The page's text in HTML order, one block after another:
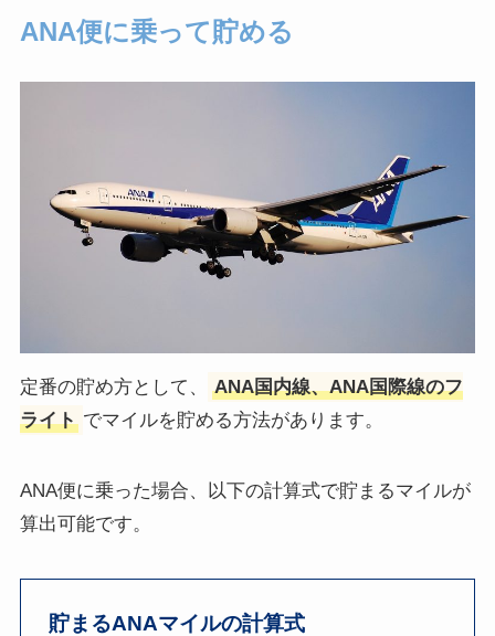
ANA便に乗って貯める
定番の貯め方として、
ANA国内線、ANA国際線のフ
ライト でマイルを貯める方法があります。
ANA便に乗った場合、以下の計算式で貯まるマイルが
算出可能です。
貯まるANAマイルの計算式